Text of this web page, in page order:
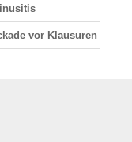
vor Klausuren